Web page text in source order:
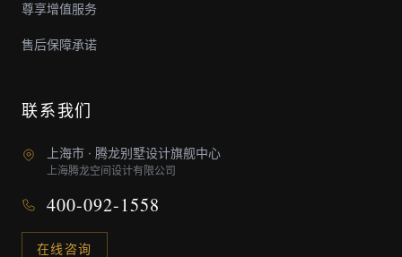
尊享增值服务
售后保障承诺
联系我们
上海市 · 腾龙别墅设计旗舰中心
上海腾龙空间设计有限公司
400-092-1558
在线咨询